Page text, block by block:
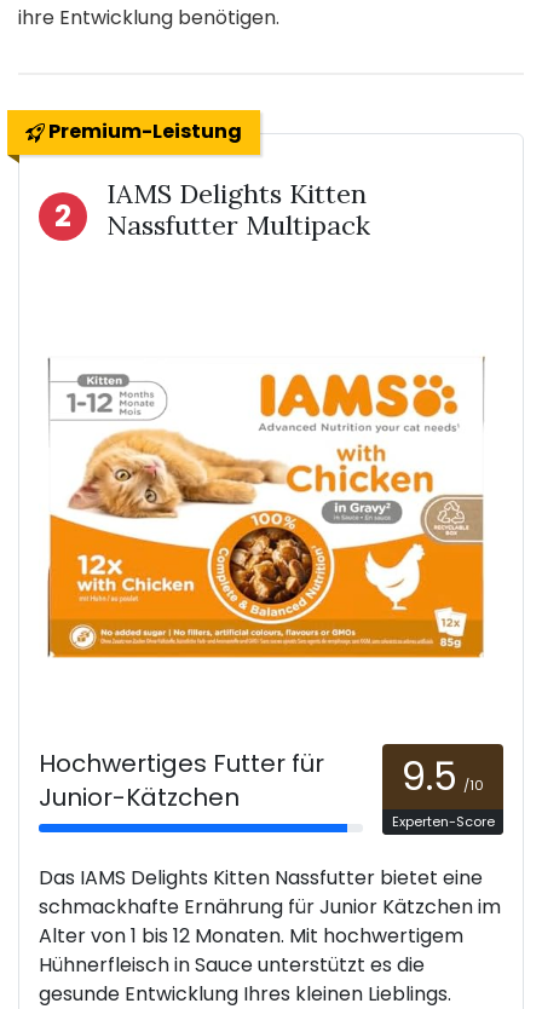
ihre Entwicklung benötigen.
Premium-Leistung
2
IAMS Delights Kitten
Nassfutter Multipack
Hochwertiges Futter für
Junior-Kätzchen
9.5 /10
Experten-Score
Das IAMS Delights Kitten Nassfutter bietet eine
schmackhafte Ernährung für Junior Kätzchen im
Alter von 1 bis 12 Monaten. Mit hochwertigem
Hühnerfleisch in Sauce unterstützt es die
gesunde Entwicklung Ihres kleinen Lieblings.